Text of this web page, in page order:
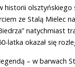
historii
ze Stalą Mielec
natychmiast
latka okazał się
– w barwach